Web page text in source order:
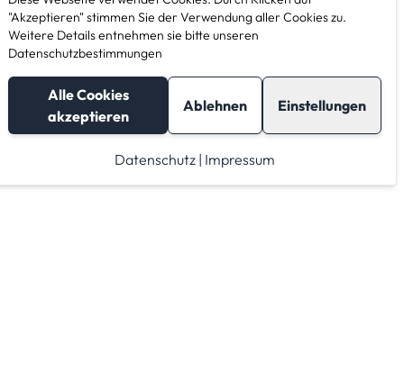
"Akzeptieren" stimmen Sie der Verwendung aller Cookies zu.
Weitere Details entnehmen sie bitte unseren
Datenschutzbestimmungen
Alle Cookies
akzeptieren
Ablehnen Einstellungen
Datenschutz | Impressum